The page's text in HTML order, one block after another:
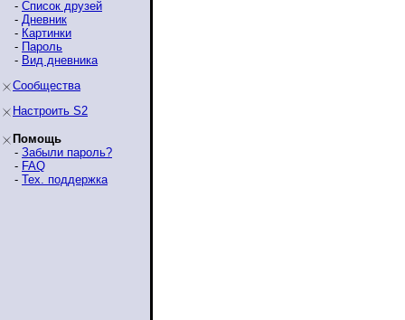
- Список друзей
- Дневник
- Картинки
- Пароль
- Вид дневника
Сообщества
Настроить S2
Помощь
- Забыли пароль?
- FAQ
- Тех. поддержка